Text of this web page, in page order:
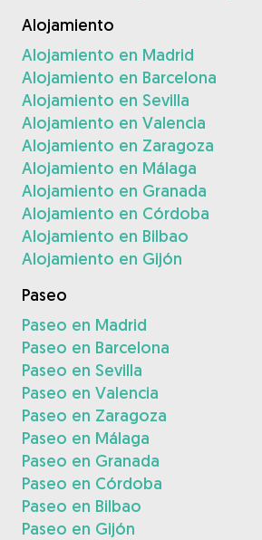
Alojamiento
Alojamiento en Madrid
Alojamiento en Barcelona
Alojamiento en Sevilla
Alojamiento en Valencia
Alojamiento en Zaragoza
Alojamiento en Málaga
Alojamiento en Granada
Alojamiento en Córdoba
Alojamiento en Bilbao
Alojamiento en Gijón
Paseo
Paseo en Madrid
Paseo en Barcelona
Paseo en Sevilla
Paseo en Valencia
Paseo en Zaragoza
Paseo en Málaga
Paseo en Granada
Paseo en Córdoba
Paseo en Bilbao
Paseo en Gijón